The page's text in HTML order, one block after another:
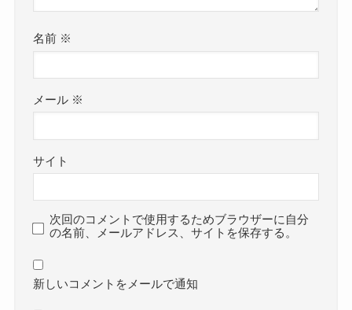
名前 ※
メール ※
サイト
次回のコメントで使用するためブラウザーに自分
の名前、メールアドレス、サイトを保存する。
新しいコメントをメールで通知